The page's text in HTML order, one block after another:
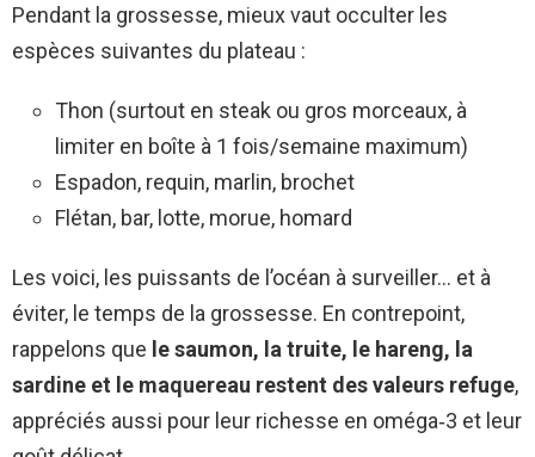
Pendant la grossesse, mieux vaut occulter les
espèces suivantes du plateau :
Thon (surtout en steak ou gros morceaux, à
limiter en boîte à 1 fois/semaine maximum)
Espadon, requin, marlin, brochet
Flétan, bar, lotte, morue, homard
Les voici, les puissants de l’océan à surveiller… et à
éviter, le temps de la grossesse. En contrepoint,
rappelons que le saumon, la truite, le hareng, la
sardine et le maquereau restent des valeurs refuge,
appréciés aussi pour leur richesse en oméga‑3 et leur